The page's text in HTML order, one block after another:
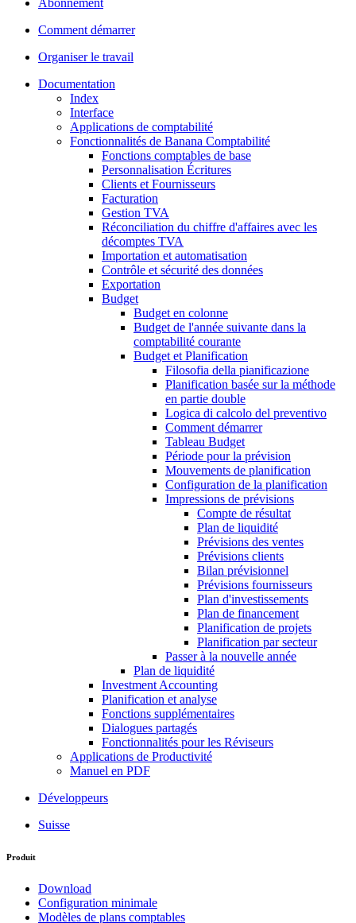
Abonnement
Comment démarrer
Organiser le travail
Documentation
Index
Interface
Applications de comptabilité
Fonctionnalités de Banana Comptabilité
Fonctions comptables de base
Personnalisation Écritures
Clients et Fournisseurs
Facturation
Gestion TVA
Réconciliation du chiffre d'affaires avec les
décomptes TVA
Importation et automatisation
Contrôle et sécurité des données
Exportation
Budget
Budget en colonne
Budget de l'année suivante dans la
comptabilité courante
Budget et Planification
Filosofia della pianificazione
Planification basée sur la méthode
en partie double
Logica di calcolo del preventivo
Comment démarrer
Tableau Budget
Période pour la prévision
Mouvements de planification
Configuration de la planification
Impressions de prévisions
Compte de résultat
Plan de liquidité
Prévisions des ventes
Prévisions clients
Bilan prévisionnel
Prévisions fournisseurs
Plan d'investissements
Plan de financement
Planification de projets
Planification par secteur
Passer à la nouvelle année
Plan de liquidité
Investment Accounting
Planification et analyse
Fonctions supplémentaires
Dialogues partagés
Fonctionnalités pour les Réviseurs
Applications de Productivité
Manuel en PDF
Développeurs
Suisse
Produit
Download
Configuration minimale
Modèles de plans comptables